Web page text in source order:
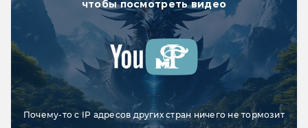
чтобы посмотреть видео
Почему-то с IP адресов других стран ничего не тормозит